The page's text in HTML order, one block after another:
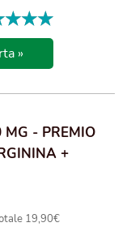
»
- PREMIO
+
19,90€